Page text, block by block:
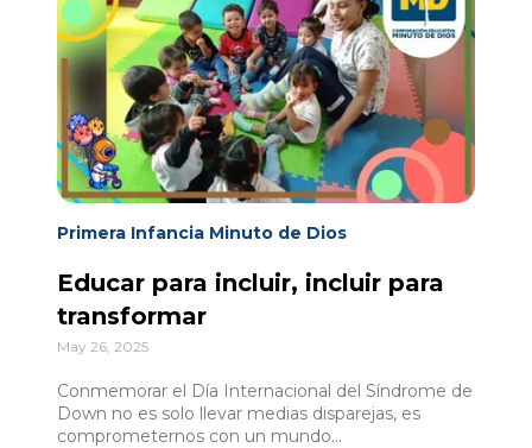
Primera Infancia Minuto de Dios
Educar para incluir, incluir para
transformar
May 26, 2025
Conmemorar el Día Internacional del Síndrome de
Down no es solo llevar medias disparejas, es
comprometernos con un mundo...